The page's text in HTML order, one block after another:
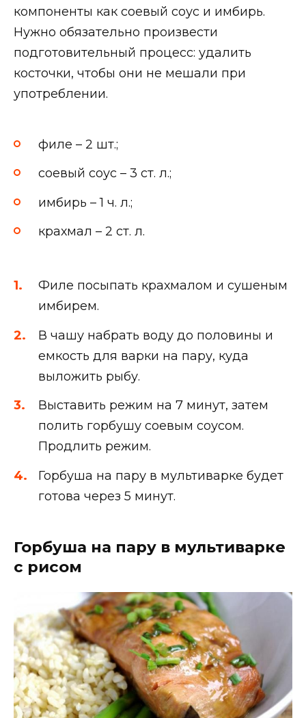
компоненты как соевый соус и имбирь.
Нужно обязательно произвести
подготовительный процесс: удалить
косточки, чтобы они не мешали при
употреблении.
филе – 2 шт.;
соевый соус – 3 ст. л.;
имбирь – 1 ч. л.;
крахмал – 2 ст. л.
Филе посыпать крахмалом и сушеным
имбирем.
В чашу набрать воду до половины и
емкость для варки на пару, куда
выложить рыбу.
Выставить режим на 7 минут, затем
полить горбушу соевым соусом.
Продлить режим.
Горбуша на пару в мультиварке будет
готова через 5 минут.
Горбуша на пару в мультиварке
с рисом